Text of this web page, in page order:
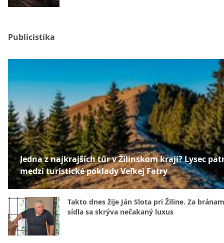
Publicistika
Jedna z najkrajších túr v Žilinskom kraji? Lysec
medzi turistické poklady Veľkej Fatry
Takto dnes žije Ján Slota pri Žiline. Za
sídla sa skrýva nečakaný luxus